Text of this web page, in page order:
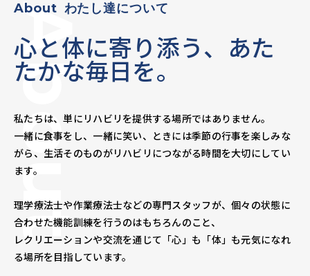
About
About わたし達について
心と体に寄り添う、あた
たかな毎日を。
私たちは、単にリハビリを提供する場所ではありません。
一緒に食事をし、一緒に笑い、ときには季節の行事を楽しみな
がら、生活そのものがリハビリにつながる時間を大切にしてい
ます。
理学療法士や作業療法士などの専門スタッフが、個々の状態に
合わせた機能訓練を行うのはもちろんのこと、
レクリエーションや交流を通じて「心」も「体」も元気になれ
る場所を目指しています。